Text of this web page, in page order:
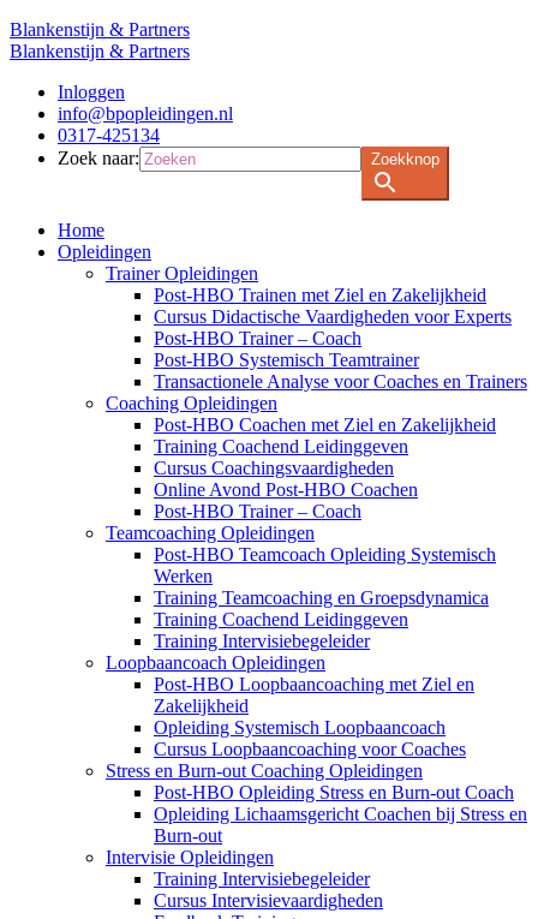
Blankenstijn & Partners
Blankenstijn & Partners
Inloggen
info@bpopleidingen.nl
0317-425134
Zoek naar:
Zoekknop
Home
Opleidingen
Trainer Opleidingen
Post-HBO Trainen met Ziel en Zakelijkheid
Cursus Didactische Vaardigheden voor Experts
Post-HBO Trainer – Coach
Post-HBO Systemisch Teamtrainer
Transactionele Analyse voor Coaches en Trainers
Coaching Opleidingen
Post-HBO Coachen met Ziel en Zakelijkheid
Training Coachend Leidinggeven
Cursus Coachingsvaardigheden
Online Avond Post-HBO Coachen
Post-HBO Trainer – Coach
Teamcoaching Opleidingen
Post-HBO Teamcoach Opleiding Systemisch
Werken
Training Teamcoaching en Groepsdynamica
Training Coachend Leidinggeven
Training Intervisiebegeleider
Loopbaancoach Opleidingen
Post-HBO Loopbaancoaching met Ziel en
Zakelijkheid
Opleiding Systemisch Loopbaancoach
Cursus Loopbaancoaching voor Coaches
Stress en Burn-out Coaching Opleidingen
Post-HBO Opleiding Stress en Burn-out Coach
Opleiding Lichaamsgericht Coachen bij Stress en
Burn-out
Intervisie Opleidingen
Training Intervisiebegeleider
Cursus Intervisievaardigheden